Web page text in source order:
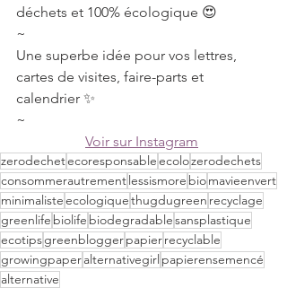
déchets et 100% écologique 😍
~
Une superbe idée pour vos lettres,
cartes de visites, faire-parts et
calendrier ✨
~
Voir sur Instagram
zerodechetecoresponsableecolozerodechets
consommerautrementlessismore biomavieenvert
minimalisteecologiquethugdugreen recyclage
greenlife biolife biodegradablesansplastique
ecotipsgreenbloggerpapierrecyclable
growingpaperalternativegirl papierensemencé
alternative